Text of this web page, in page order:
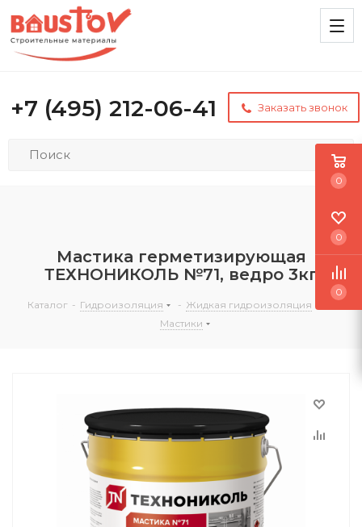
+7 (495) 212-06-41 Заказать звонок
Мастика герметизирующая
ТЕХНОНИКОЛЬ №71, ведро 3кг
Каталог - Гидроизоляция - Жидкая гидроизоляция
Мастики
0
0
0